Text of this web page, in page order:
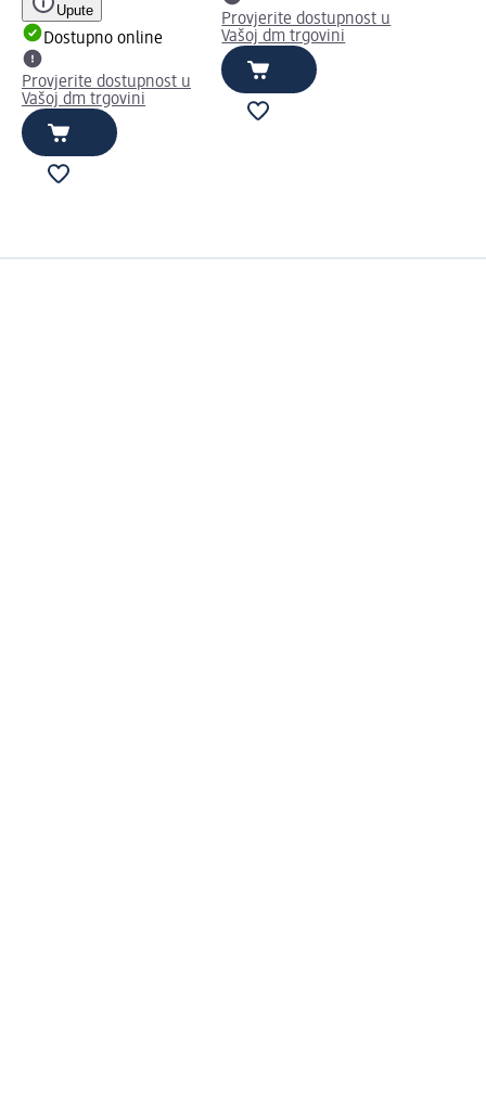
Upute
Dostupno online
Provjerite dostupnost u
Vašoj dm trgovini
Provjerite dostupnost u
Vašoj dm trgovini